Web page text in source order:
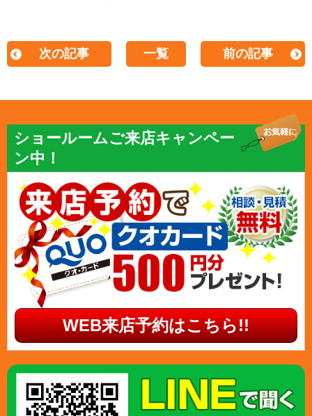
次の記事 一覧 前の記事
ショールームご来店キャンペー
ン中！
WEB来店予約はこちら!!